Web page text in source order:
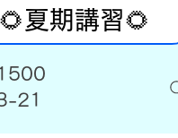
🌻夏期講習🌻
21